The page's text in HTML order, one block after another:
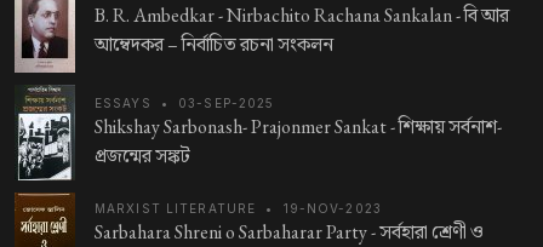
B. R. Ambedkar - Nirbachito Rachana Sankalan -বি আর
আম্বেদকর – নির্বাচিত রচনা সংকলন
ESSAYS • 03-SEP-2025
Shikshay Sarbonash- Prajonmer Sankat -শিক্ষায় সর্বনাশ-
প্রজন্মের সঙ্কট
MARXIST LITERATURE • 19-NOV-2023
Sarbahara Shreni o Sarbaharar Party -সর্বহারা শ্রেণী ও